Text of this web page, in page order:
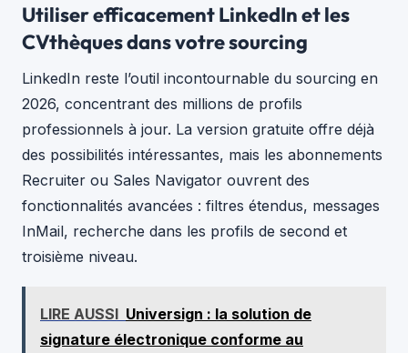
Utiliser efficacement LinkedIn et les
CVthèques dans votre sourcing
LinkedIn reste l’outil incontournable du sourcing en
2026, concentrant des millions de profils
professionnels à jour. La version gratuite offre déjà
des possibilités intéressantes, mais les abonnements
Recruiter ou Sales Navigator ouvrent des
fonctionnalités avancées : filtres étendus, messages
InMail, recherche dans les profils de second et
troisième niveau.
LIRE AUSSI Universign : la solution de
signature électronique conforme au